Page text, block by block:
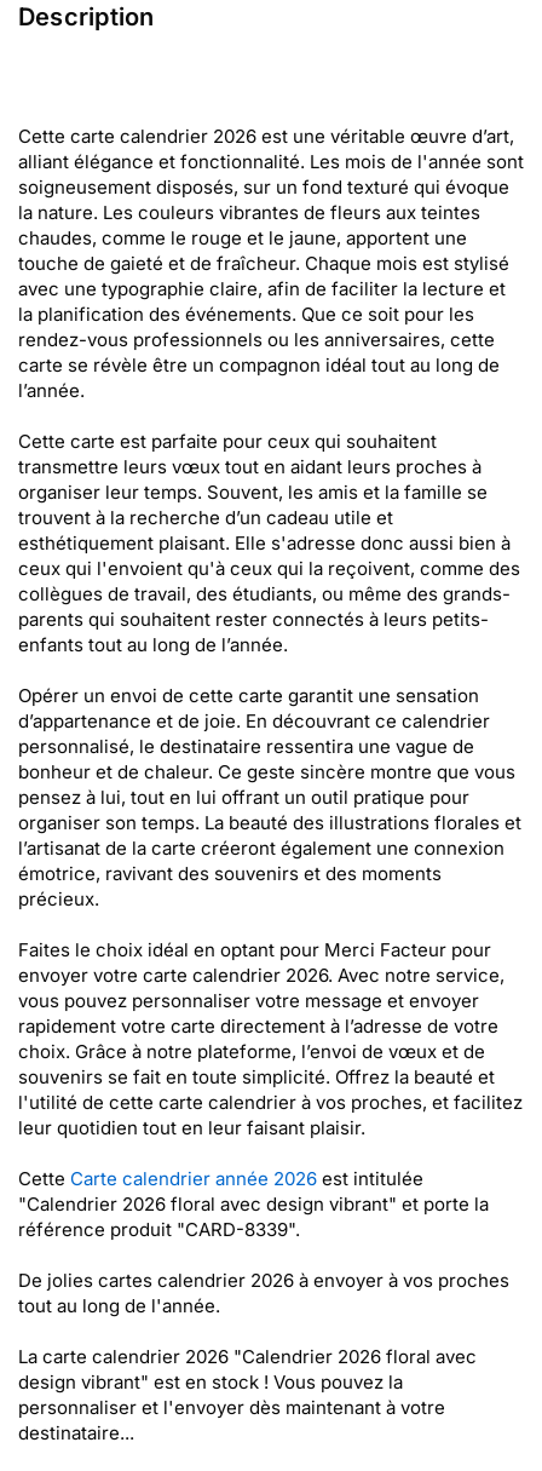
Description
Cette carte calendrier 2026 est une véritable œuvre d’art,
alliant élégance et fonctionnalité. Les mois de l'année sont
soigneusement disposés, sur un fond texturé qui évoque
la nature. Les couleurs vibrantes de fleurs aux teintes
chaudes, comme le rouge et le jaune, apportent une
touche de gaieté et de fraîcheur. Chaque mois est stylisé
avec une typographie claire, afin de faciliter la lecture et
la planification des événements. Que ce soit pour les
rendez-vous professionnels ou les anniversaires, cette
carte se révèle être un compagnon idéal tout au long de
l’année.
Cette carte est parfaite pour ceux qui souhaitent
transmettre leurs vœux tout en aidant leurs proches à
organiser leur temps. Souvent, les amis et la famille se
trouvent à la recherche d’un cadeau utile et
esthétiquement plaisant. Elle s'adresse donc aussi bien à
ceux qui l'envoient qu'à ceux qui la reçoivent, comme des
collègues de travail, des étudiants, ou même des grands-
parents qui souhaitent rester connectés à leurs petits-
enfants tout au long de l’année.
Opérer un envoi de cette carte garantit une sensation
d’appartenance et de joie. En découvrant ce calendrier
personnalisé, le destinataire ressentira une vague de
bonheur et de chaleur. Ce geste sincère montre que vous
pensez à lui, tout en lui offrant un outil pratique pour
organiser son temps. La beauté des illustrations florales et
l’artisanat de la carte créeront également une connexion
émotrice, ravivant des souvenirs et des moments
précieux.
Faites le choix idéal en optant pour Merci Facteur pour
envoyer votre carte calendrier 2026. Avec notre service,
vous pouvez personnaliser votre message et envoyer
rapidement votre carte directement à l’adresse de votre
choix. Grâce à notre plateforme, l’envoi de vœux et de
souvenirs se fait en toute simplicité. Offrez la beauté et
l'utilité de cette carte calendrier à vos proches, et facilitez
leur quotidien tout en leur faisant plaisir.
Cette Carte calendrier année 2026 est intitulée
"Calendrier 2026 floral avec design vibrant" et porte la
référence produit "CARD-8339".
De jolies cartes calendrier 2026 à envoyer à vos proches
tout au long de l'année.
La carte calendrier 2026 "Calendrier 2026 floral avec
design vibrant" est en stock ! Vous pouvez la
personnaliser et l'envoyer dès maintenant à votre
destinataire...